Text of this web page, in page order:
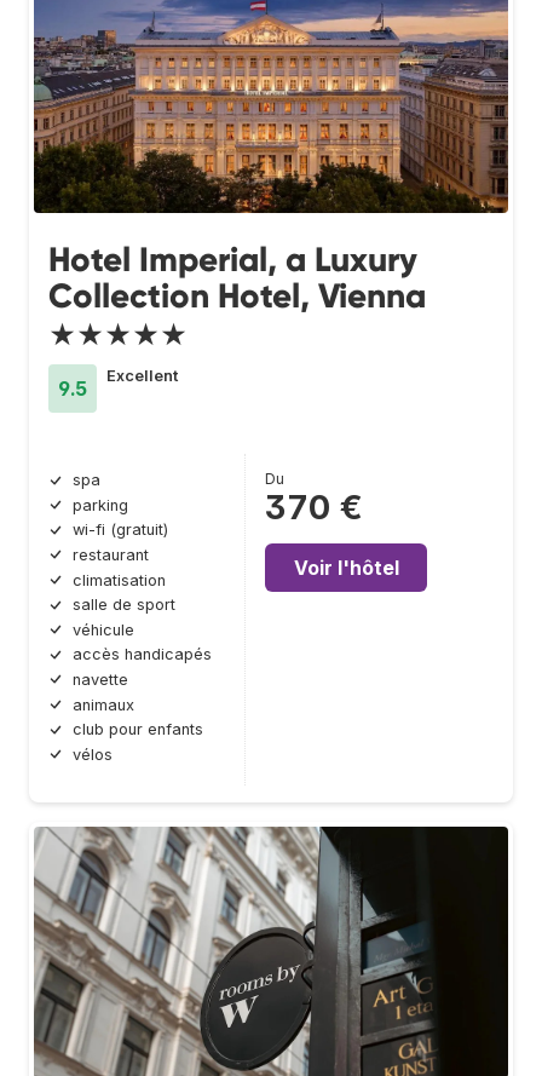
Hotel Imperial, a Luxury
Collection Hotel, Vienna
★★★★★
9.5
Excellent
spa
parking
wi-fi (gratuit)
restaurant
climatisation
salle de sport
véhicule
accès handicapés
navette
animaux
club pour enfants
vélos
Du
370 €
Voir l'hôtel